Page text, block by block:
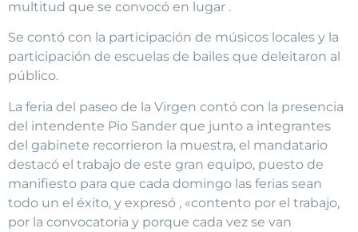
multitud que se convocó en lugar .
Se contó con la participación de músicos locales y la
participación de escuelas de bailes que deleitaron al
público.
La feria del paseo de la Virgen contó con la presencia
del intendente Pio Sander que junto a integrantes
del gabinete recorrieron la muestra, el mandatario
destacó el trabajo de este gran equipo, puesto de
manifiesto para que cada domingo las ferias sean
todo un el éxito, y expresó , «contento por el trabajo,
por la convocatoria y porque cada vez se van